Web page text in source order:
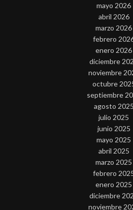
mayo 2026
abril 2026
marzo 2026
febrero
enero 2026
diciembre
noviembre
octubre
septiembre
agosto 2025
julio 2025
junio 2025
mayo 2025
abril 2025
marzo 2025
febrero
enero 2025
diciembre
noviembre